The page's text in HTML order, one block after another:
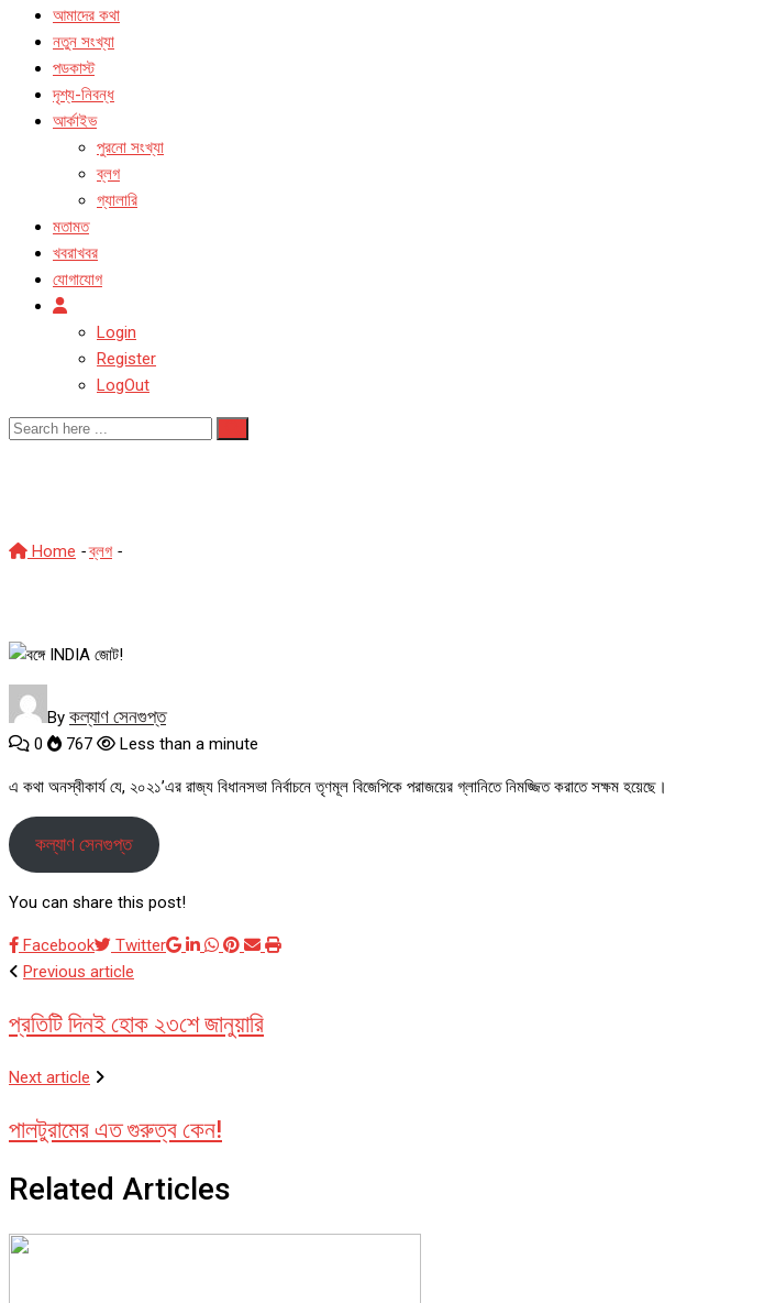
আমাদের কথা
নতুন সংখ্যা
পডকাস্ট
দৃশ্য-নিবন্ধ
আর্কাইভ
পুরনো সংখ্যা
ব্লগ
গ্যালারি
মতামত
খবরাখবর
যোগাযোগ
Login
Register
LogOut
Home -ব্লগ -
By কল্যাণ সেনগুপ্ত
0 767 Less than a minute
এ কথা অনস্বীকার্য যে, ২০২১’এর রাজ্য বিধানসভা নির্বাচনে তৃণমূল বিজেপিকে পরাজয়ের গ্লানিতে নিমজ্জিত করাতে সক্ষম হয়েছে।
কল্যাণ সেনগুপ্ত
You can share this post!
Facebook Twitter Google+
LinkedIn
Whatsapp
Pinterest
Share
Print
Previous article
প্রতিটি দিনই হোক ২৩শে জানুয়ারি
Next article
পালটুরামের এত গুরুত্ব কেন!
Related Articles